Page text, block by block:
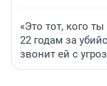
«Это тот, кого
22 годам за
звонит ей с